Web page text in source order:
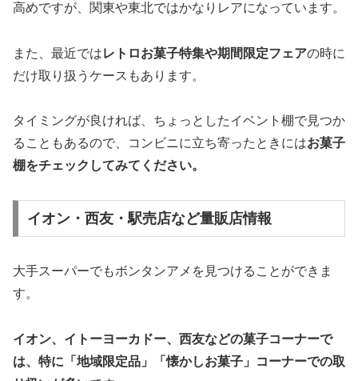
高めですが、関東や東北ではかなりレアになっています。
また、最近ではレトロお菓子特集や期間限定フェアの時に
だけ取り扱うケースもあります。
タイミングが良ければ、ちょっとしたイベント棚で見つか
ることもあるので、コンビニに立ち寄ったときにはお菓子
棚をチェックしてみてください。
イオン・西友・駅売店など量販店情報
大手スーパーでもボンタンアメを見つけることができま
す。
イオン、イトーヨーカドー、西友などの菓子コーナーで
は、特に「地域限定品」「懐かしお菓子」コーナーでの取